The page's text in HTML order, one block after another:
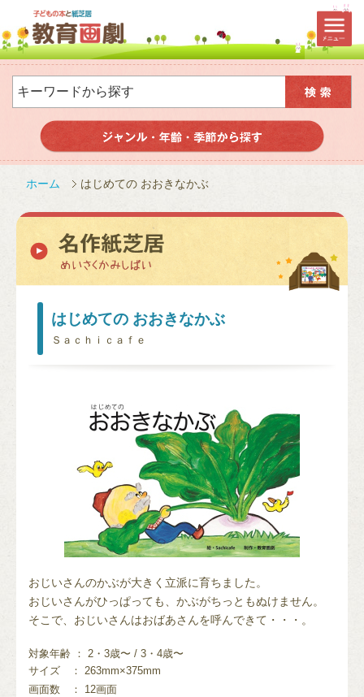
ホーム はじめての おおきなかぶ
はじめての おおきなかぶ
Ｓａｃｈｉｃａｆｅ
おじいさんのかぶが大きく立派に育ちました。
おじいさんがひっぱっても、かぶがちっともぬけません。
そこで、おじいさんはおばあさんを呼んできて・・・。
対象年齢 ： 2・3歳〜 / 3・4歳〜
サイズ
： 263mm×375mm
画面数
： 12画面